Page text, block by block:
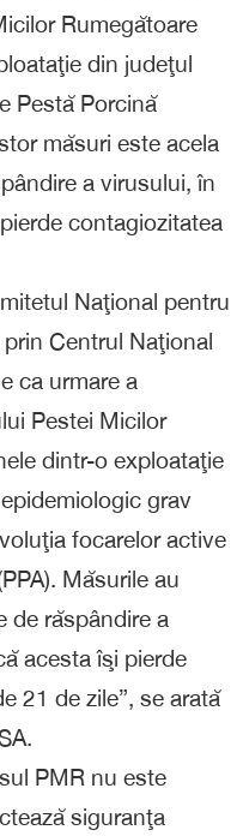
Rumegătoare
din judeţul
Pestă Porcină
măsuri este acela
a virusului, în
contagiozitatea
Naţional pentru
Centrul Naţional
ca urmare a
Pestei Micilor
dintr-o exploataţie
grav
focarelor active
Măsurile au
de răspândire a
acesta îşi pierde
21 de zile”, se arată
PMR nu este
siguranţa